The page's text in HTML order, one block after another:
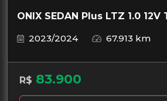
ONIX SEDAN Plus LTZ 1.0
2023/2024
67.913 km
R$ 83.900